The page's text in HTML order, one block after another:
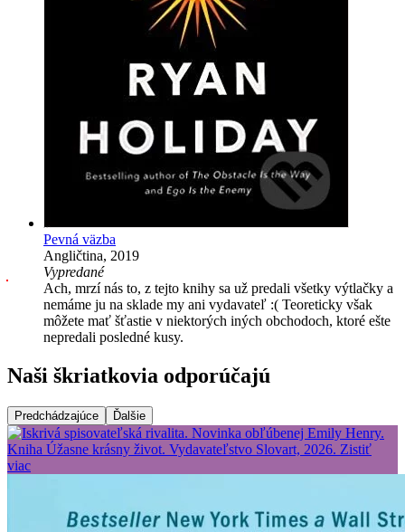
Pevná väzba
Angličtina, 2019
Vypredané
Ach, mrzí nás to, z tejto knihy sa už predali všetky výtlačky a
nemáme ju na sklade my ani vydavateľ :( Teoreticky však
môžete mať šťastie v niektorých iných obchodoch, ktoré ešte
nepredali posledné kusy.
Naši škriatkovia odporúčajú
Predchádzajúce Ďalšie